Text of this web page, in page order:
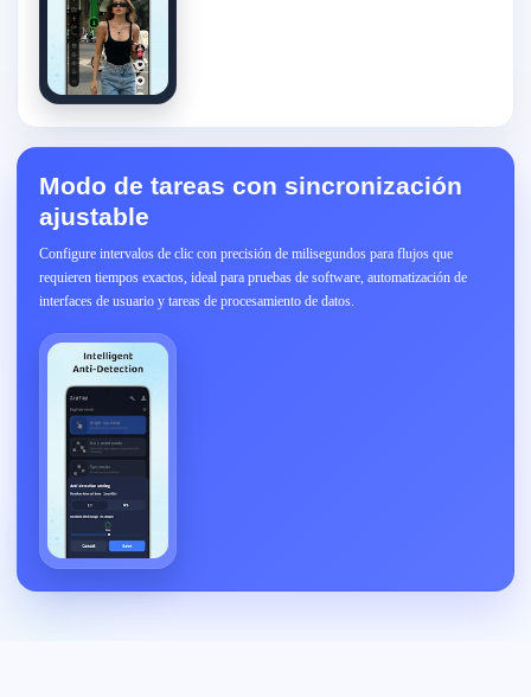
Modo de tareas con sincronización
ajustable
Configure intervalos de clic con precisión de milisegundos para flujos que
requieren tiempos exactos, ideal para pruebas de software, automatización de
interfaces de usuario y tareas de procesamiento de datos.